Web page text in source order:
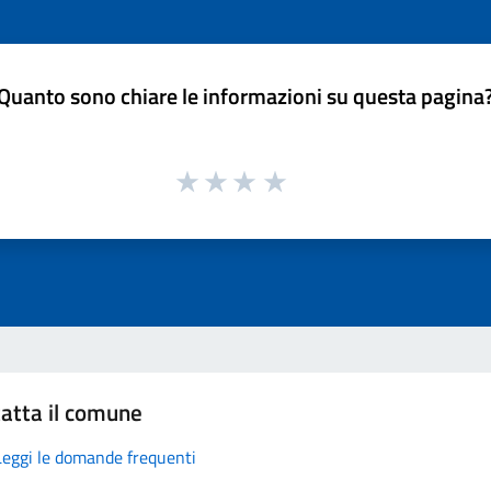
sono chiare le informazioni su questa
il comune
le domande frequenti